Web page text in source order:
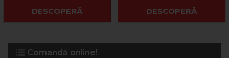
Comandă online!
DESCOPERĂ DESCOPERĂ